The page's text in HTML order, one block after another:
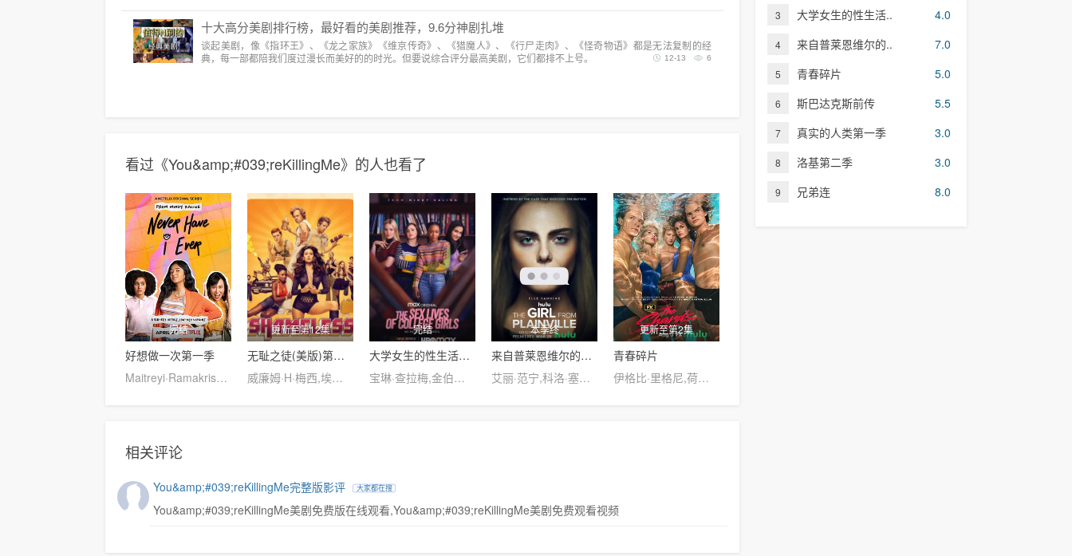
十大高分美剧排行榜，最好看的美剧推荐，9.6分神剧扎堆
谈起美剧，像《指环王》、《龙之家族》《维京传奇》、《猎魔人》、《行尸走肉》、《怪奇物语》都是无法复制的经
典，每一部都陪我们度过漫长而美好的的时光。但要说综合评分最高美剧，它们都排不上号。
6
12-13
看过《You&amp;#039;reKillingMe》的人也看了
完结
好想做一次第一季
Maitreyi·Ramakrishnan,普娜·贾甘纳坦,李·罗德里格斯,Richa·Moorjani,Martin·Martinez,Benjamin·Norris,亚当·沙皮罗,雷蒙娜·杨,Christina·Kartchner,Jaren·Lewison,Jack·Seavor·McDonald,Darren·Barnet,Dino·Petrera,Aitana·Rinab,Hanna·S
更新至第12集
无耻之徒(美版)第一季
威廉姆·H·梅西,埃米·罗森,杰瑞米·阿伦·怀特,卡梅隆·莫纳汉,艾玛·肯尼,伊森·卡特科斯基
完结
大学女生的性生活第一季
宝琳·查拉梅,金伯利·马图拉,米多莉·弗朗西斯,劳伦·斯宾瑟,史蒂芬·瓜里诺,卡维·拉德尼尔,马特·马洛伊,嘉文·莱特伍德,肯尼迪·利·斯洛克姆,马修·戈尔德,莱西·哈特塞尔,罗布·许贝尔,莱克斯·金,佩吉·陆,雪莉·谢波德,妮可·沙利文,吉利安·阿美娜特
本季终
来自普莱恩维尔的女孩第一季
艾丽·范宁,科洛·塞维尼,科尔顿·瑞安,Callie·Brook·McClincy,Aleks·Alifirenko·Jr.,杰弗里·沃尔伯格,卡伊·伦诺克斯,Ella·Kennedy·Davis,阿雅·卡什,凯利·奥科,J.C.麦肯泽,Andrew·Dicostanzo,Mattie·Liptak,梅丽莎·庞西奥,Craig·Anton,迈克尔·莫斯利,卡拉·布欧诺
更新至第2集
青春碎片
伊格比·里格尼,荷默·基尔,格拉汉姆·坎贝尔,韦斯·本特利,埃文·蕾切尔·伍德,凯雅·基伯,海斯·华纳,Jordan Roth,Sierra Stoliar,丹尼尔·戴尔,克里斯·康纳,Bella Valdes,Constantine Malahias,Cortés Alexander,Aidan Skye Jameson
相关评论
You&amp;#039;reKillingMe完整版影评 大家都在搜
You&amp;#039;reKillingMe美剧免费版在线观看,You&amp;#039;reKillingMe美剧免费观看视频
3 大学女生的性生活.. 4.0
4 来自普莱恩维尔的.. 7.0
5 青春碎片 5.0
6 斯巴达克斯前传 5.5
7 真实的人类第一季 3.0
8 洛基第二季 3.0
9 兄弟连 8.0